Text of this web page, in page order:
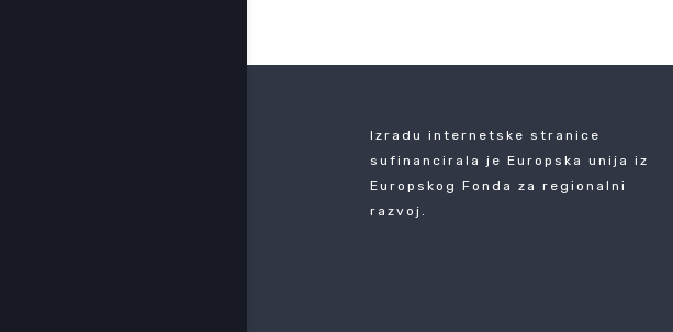
Izradu internetske stranice
sufinancirala je Europska unija iz
Europskog Fonda za regionalni
razvoj.